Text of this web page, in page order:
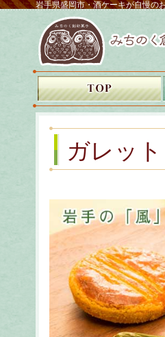
岩手県盛岡市・酒ケーキが自慢の
ガレット